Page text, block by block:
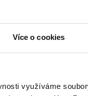
Více o cookies
využíváme
Značka:
Doporučená